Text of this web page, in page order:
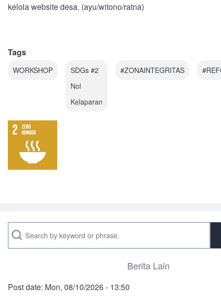
kelola website desa. (ayu/witono/ratna)
Tags
WORKSHOP
SDGs #2
Nol
Kelaparan
#ZONAINTEGRITAS
Search
Berita Lain
Post date: Mon, 08/10/2026 - 13:50